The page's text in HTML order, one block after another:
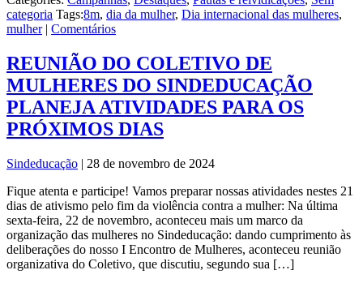
categoria Tags:8m, dia da mulher, Dia internacional das mulheres,
mulher | Comentários
REUNIÃO DO COLETIVO DE
MULHERES DO SINDEDUCAÇÃO
PLANEJA ATIVIDADES PARA OS
PRÓXIMOS DIAS
Sindeducação | 28 de novembro de 2024
Fique atenta e participe! Vamos preparar nossas atividades nestes 21
dias de ativismo pelo fim da violência contra a mulher: Na última
sexta-feira, 22 de novembro, aconteceu mais um marco da
organização das mulheres no Sindeducação: dando cumprimento às
deliberações do nosso I Encontro de Mulheres, aconteceu reunião
organizativa do Coletivo, que discutiu, segundo sua […]